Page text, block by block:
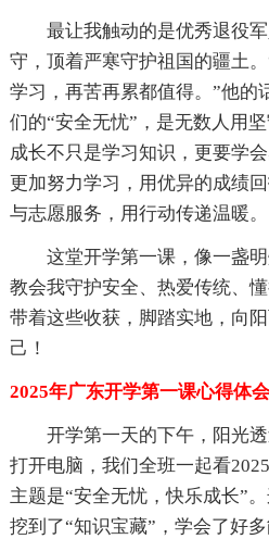
最让我触动的是优秀退役军
守，顶着严寒守护祖国的疆土
学习，再苦再累都值得。”他的
们的“安全无忧”，是无数人用
成长不只是学习知识，更要学
更加努力学习，用优异的成绩
与志愿服务，用行动传递温暖。
这堂开学第一课，像一盏明
教会我守护安全、热爱传统、
带着这些收获，脚踏实地，向
己！
2025年广东开学第一课心得体
开学第一天的下午，阳光透
打开电脑，我们全班一起看
主题是“安全无忧，快乐成长”
挖到了“知识宝藏”，学会了好